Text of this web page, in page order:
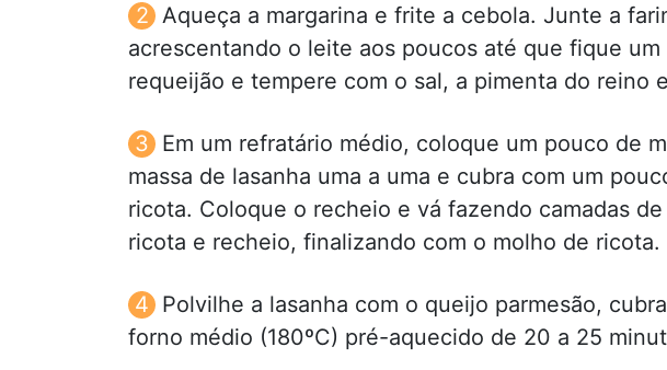
Aqueça a margarina e frite a cebola. Junte a
acrescentando o leite aos poucos até que fique
requeijão e tempere com o sal, a pimenta do reino
Em um refratário médio, coloque um pouco de
massa de lasanha uma a uma e cubra com um
ricota. Coloque o recheio e vá fazendo camadas
ricota e recheio, finalizando com o molho de ricota.
Polvilhe a lasanha com o queijo parmesão,
forno médio (180ºC) pré-aquecido de 20 a 25